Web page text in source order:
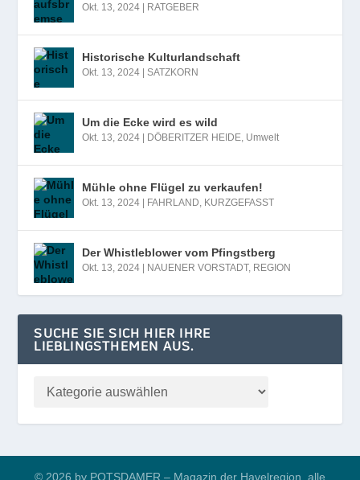
Okt. 13, 2024 RATGEBER
Historische Kulturlandschaft
Okt. 13, 2024 |SATZKORN
Um die Ecke wird es wild
Okt. 13, 2024 DÖBERITZER HEIDE, Umwelt
Mühle ohne Flügel zu verkaufen!
Okt. 13, 2024 FAHRLAND, KURZGEFASST
Der Whistleblower vom Pfingstberg
Okt. 13, 2024 NAUENER VORSTADT, REGION
SUCHE SIE SICH HIER IHRE
LIEBLINGSTHEMEN AUS.
© 2026 by POTSDAMER – Magazin der Havelregion, alle